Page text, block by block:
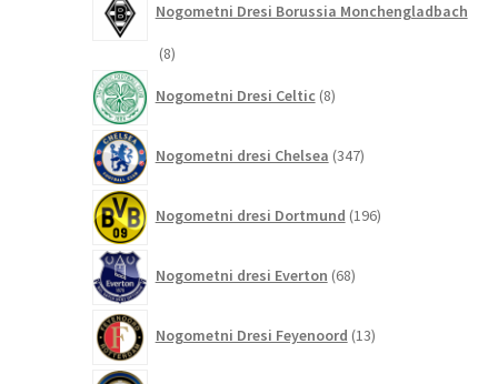
Nogometni Dresi Borussia Monchengladbach
88
Nogometni Dresi Celtic 8izdelkov
Nogometni dresi Chelsea 347izdelkov
Nogometni dresi Dortmund 196izdelkov
Nogometni dresi Everton 68izdelkov
Nogometni Dresi Feyenoord 13izdelkov